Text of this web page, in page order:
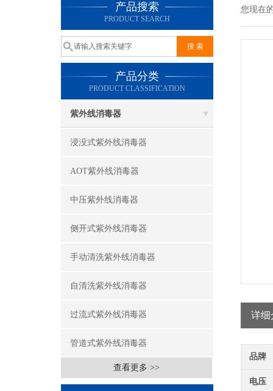
产品搜索
PRODUCT SEARCH
产品分类
PRODUCT CLASSIFICATION
紫外线消毒器
浸没式紫外线消毒器
AOT紫外线消毒器
中压紫外线消毒器
侧开式紫外线消毒器
手动清洗紫外线消毒器
自清洗紫外线消毒器
过流式紫外线消毒器
管道式紫外线消毒器
查看更多 >>
您现在
详细
品牌
电压